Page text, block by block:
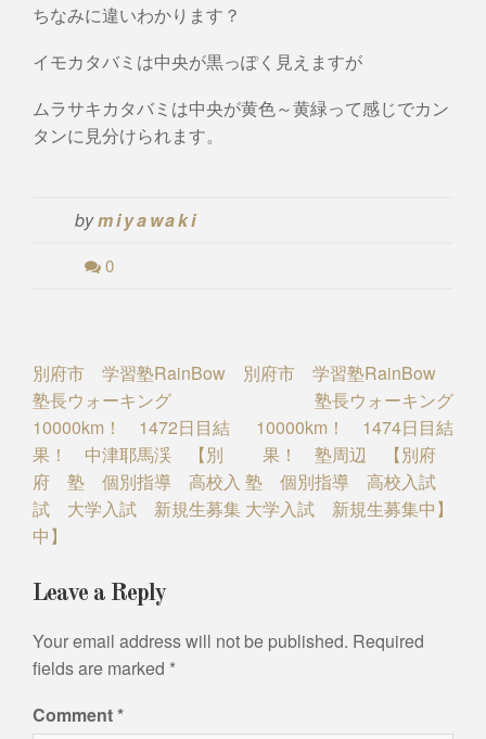
ちなみに違いわかります？
イモカタバミは中央が黒っぽく見えますが
ムラサキカタバミは中央が黄色～黄緑って感じでカン
タンに見分けられます。
bymiyawaki
0
Post
navigation
別府市 学習塾RainBow
塾長ウォーキング
10000km！ 1472日目結
果！ 中津耶馬渓 【別
府 塾 個別指導 高校入
試 大学入試 新規生募集
中】
別府市 学習塾RainBow
塾長ウォーキング
10000km！ 1474日目結
果！ 塾周辺 【別府
塾 個別指導 高校入試
大学入試 新規生募集中】
Leave a Reply
Your email address will not be published. Required
fields are marked *
Comment*